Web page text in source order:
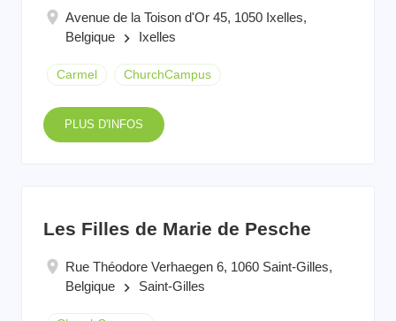
Avenue de la Toison d'Or 45, 1050 Ixelles,
Belgique
keyboard_arrow_right Ixelles
Carmel ChurchCampus
PLUS D'INFOS
Les Filles de Marie de Pesche
Rue Théodore Verhaegen 6, 1060 Saint-Gilles,
Belgique
keyboard_arrow_right Saint-Gilles